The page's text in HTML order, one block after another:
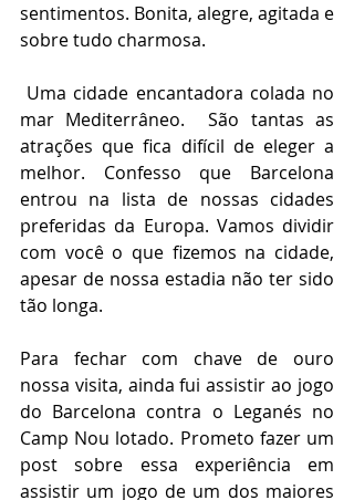
sentimentos. Bonita, alegre, agitada e
sobre tudo charmosa.
mar Mediterrâneo.  São tantas as
atrações que fica difícil de eleger a
melhor. Confesso que Barcelona
entrou na lista de nossas cidades
preferidas da Europa. Vamos dividir
com você o que fizemos na cidade,
apesar de nossa estadia não ter sido
tão longa.
Para fechar com chave de ouro
nossa visita, ainda fui assistir ao jogo
do Barcelona contra o Leganés no
Camp Nou lotado. Prometo fazer um
post sobre essa experiência em
assistir um jogo de um dos maiores